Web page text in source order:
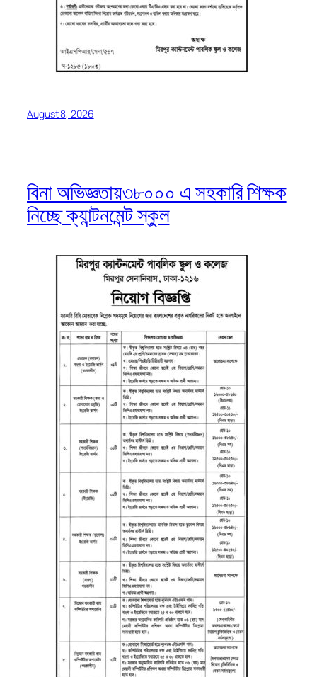
August 8, 2026
বিনা অভিজ্ঞতায়৩৮০০০ এ সহকারি শিক্ষক
নিচ্ছে ক্যান্টনমেন্ট স্কুল